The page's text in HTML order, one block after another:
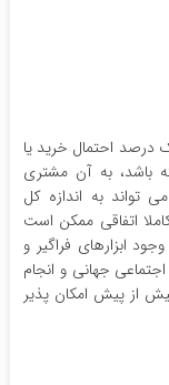
احتمال خرید یا
باشد، به آن مشتری
تواند به اندازه کل
اتفاقی ممکن است
ابزارهای فراگیر و
جهانی و انجام
از پیش امکان پذیر